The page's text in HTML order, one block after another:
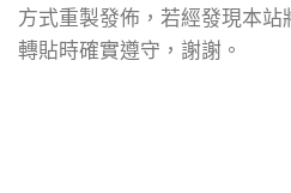
方式重製發佈，若經發現本
轉貼時確實遵守，謝謝。